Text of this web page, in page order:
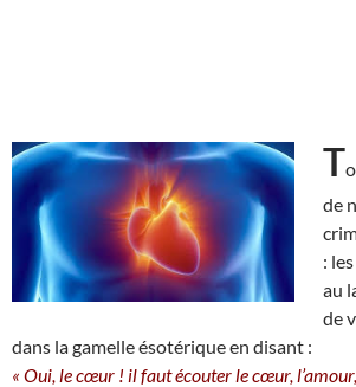
T
de
:
au
de
dans la gamelle ésotérique en disant :
« Oui, le cœur ! il faut écouter le cœur,